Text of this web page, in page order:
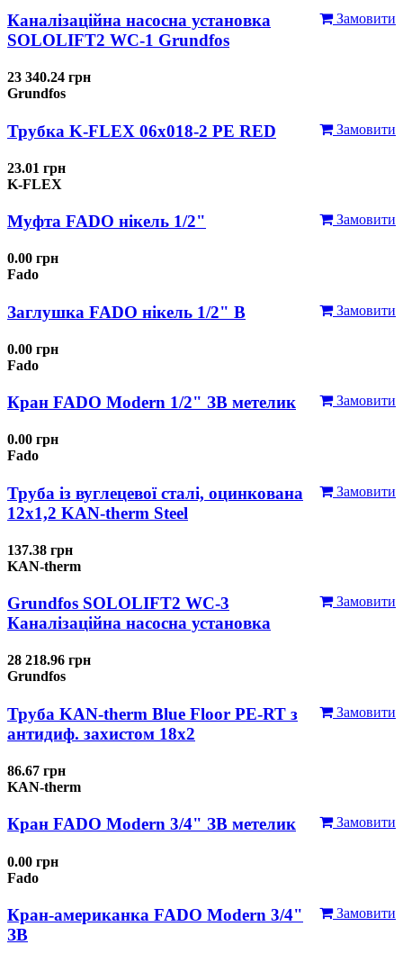
Замовити
Каналізаційна насосна установка
SOLOLIFT2 WC-1 Grundfos
23 340.24 грн
Grundfos
Замовити
Трубка K-FLEX 06x018-2 РЕ RED
23.01 грн
K-FLEX
Замовити
Муфта FADO нікель 1/2"
0.00 грн
Fado
Замовити
Заглушка FADO нікель 1/2" В
0.00 грн
Fado
Замовити
Кран FADO Modern 1/2" ЗВ метелик
0.00 грн
Fado
Замовити
Труба із вуглецевої сталі, оцинкована
12x1,2 KAN-therm Steel
137.38 грн
KAN-therm
Замовити
Grundfos SOLOLIFT2 WC-3
Каналізаційна насосна установка
28 218.96 грн
Grundfos
Замовити
Труба KAN-therm Blue Floor PE-RT з
антидиф. захистом 18х2
86.67 грн
KAN-therm
Замовити
Кран FADO Modern 3/4" ЗВ метелик
0.00 грн
Fado
Замовити
Кран-американка FADO Modern 3/4"
ЗВ